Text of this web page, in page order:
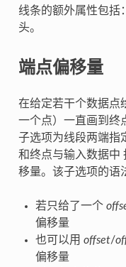
线条的额外属性包括
头。
端点偏移量
在给定若干个数据点
一个点）一直画到终
子选项为线段两端指
和终点与输入数据中
移量。该子选项的语
若只给了一个
偏移量
也可以用 offset/
偏移量